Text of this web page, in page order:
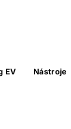
EV Nástroje